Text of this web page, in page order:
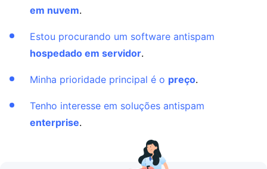
em nuvem.
Estou procurando um software antispam
hospedado em servidor.
Minha prioridade principal é o preço.
Tenho interesse em soluções antispam
enterprise.